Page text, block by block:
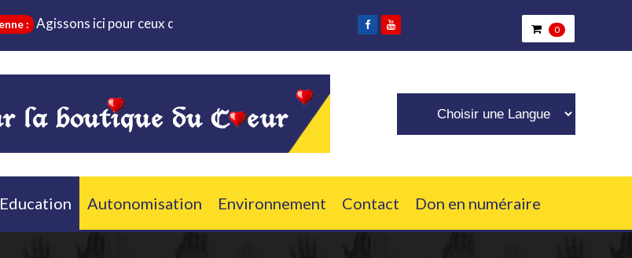
Agissons ici pour ceux qui sont dans le besoin et qui ont besoin de nous. 0
Education Autonomisation Environnement Contact Don en numéraire